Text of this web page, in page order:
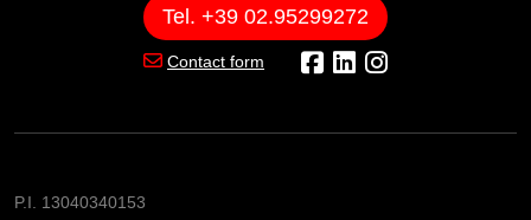
Tel. +39 02.95299272
Contact form
P.I. 13040340153